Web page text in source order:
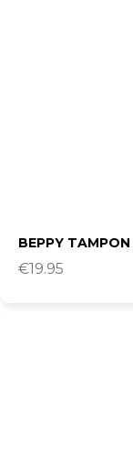
BEPPY
€19.95